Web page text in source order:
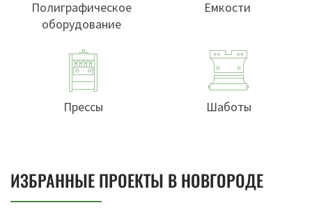
Полиграфическое
оборудование
Емкости
Прессы Шаботы
ИЗБРАННЫЕ ПРОЕКТЫ В НОВГОРОДЕ